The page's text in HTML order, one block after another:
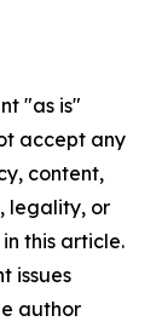
"as is"
accept any
content,
legality, or
this article.
issues
author